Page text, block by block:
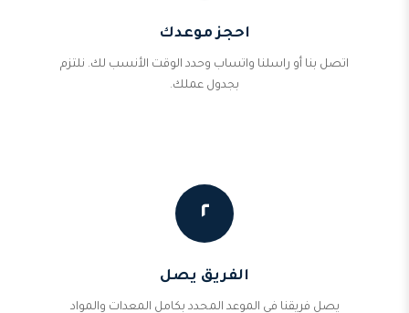
احجز موعدك
اتصل بنا أو راسلنا واتساب وحدد الوقت الأنسب لك. نلتزم
بجدول عملك.
٢
الفريق يصل
يصل فريقنا في الموعد المحدد بكامل المعدات والمواد